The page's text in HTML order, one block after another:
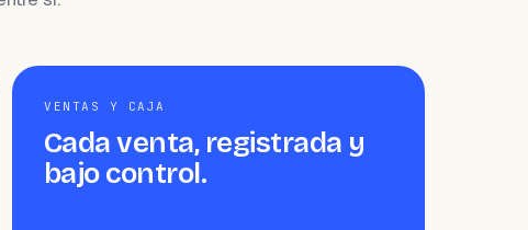
VENTAS Y CAJA
Cada venta, registrada y
bajo control.